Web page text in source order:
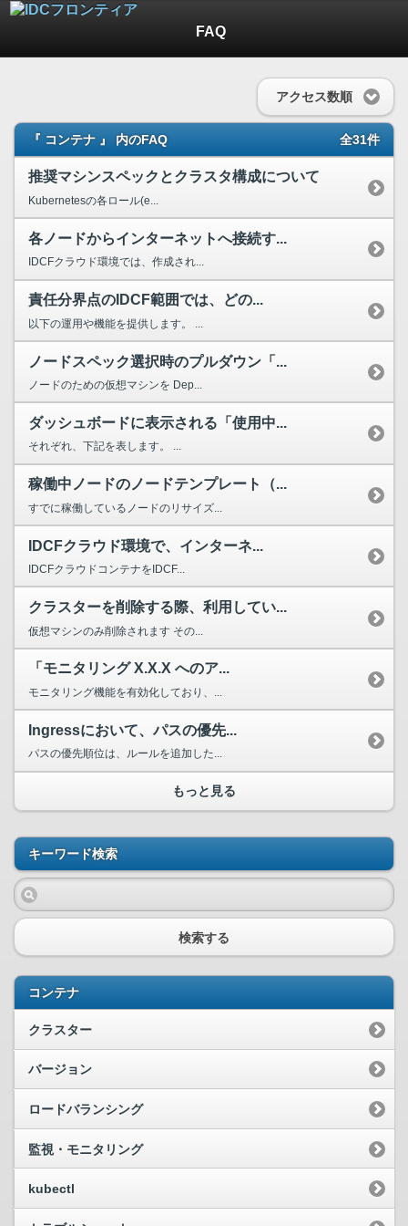
FAQ
アクセス数順
『 コンテナ 』 内のFAQ 全31件
推奨マシンスペックとクラスタ構成について
Kubernetesの各ロール(e...
各ノードからインターネットへ接続す...
IDCFクラウド環境では、作成され...
責任分界点のIDCF範囲では、どの...
以下の運用や機能を提供します。 ...
ノードスペック選択時のプルダウン「...
ノードのための仮想マシンを Dep...
ダッシュボードに表示される「使用中...
それぞれ、下記を表します。 ...
稼働中ノードのノードテンプレート（...
すでに稼働しているノードのリサイズ...
IDCFクラウド環境で、インターネ...
IDCFクラウドコンテナをIDCF...
クラスターを削除する際、利用してい...
仮想マシンのみ削除されます その...
「モニタリング X.X.X へのア...
モニタリング機能を有効化しており、...
Ingressにおいて、パスの優先...
パスの優先順位は、ルールを追加した...
もっと見る
キーワード検索
検索する
コンテナ
クラスター
バージョン
ロードバランシング
監視・モニタリング
kubectl